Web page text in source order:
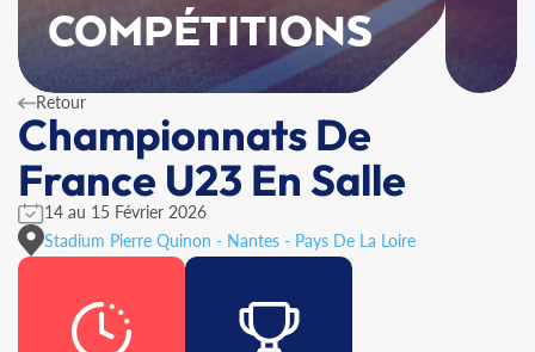
COMPÉTITIONS
Retour
Championnats De
France U23 En Salle
14 au 15 Février 2026
Stadium Pierre Quinon - Nantes - Pays De La Loire